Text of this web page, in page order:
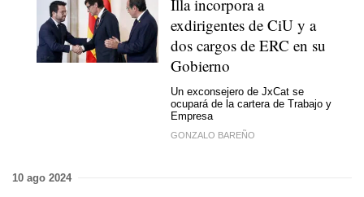
Illa incorpora a
exdirigentes de CiU y a
dos cargos de ERC en su
Gobierno
Un exconsejero de JxCat se
ocupará de la cartera de Trabajo y
Empresa
GONZALO BAREÑO
10 ago 2024